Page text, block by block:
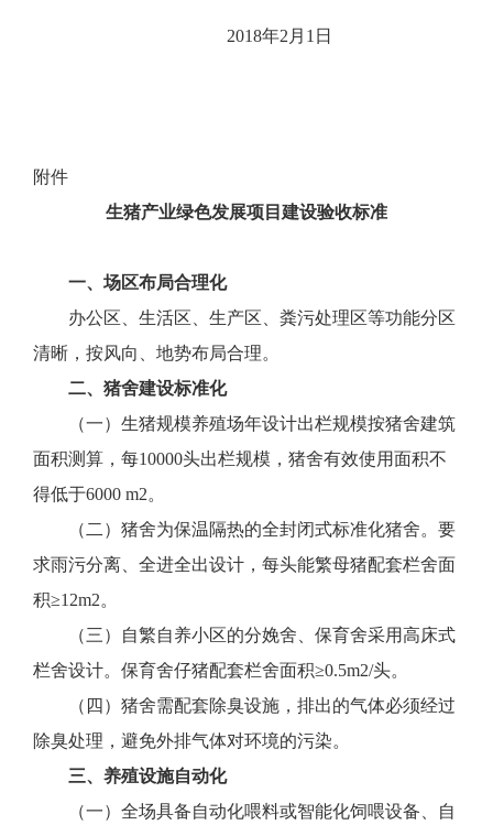
2018年2月1日
附件
生猪产业绿色发展项目建设验收标准
一、场区布局合理化
办公区、生活区、生产区、粪污处理区等功能分区
清晰，按风向、地势布局合理。
二、猪舍建设标准化
（一）生猪规模养殖场年设计出栏规模按猪舍建筑
面积测算，每10000头出栏规模，猪舍有效使用面积不
得低于6000 m2。
（二）猪舍为保温隔热的全封闭式标准化猪舍。要
求雨污分离、全进全出设计，每头能繁母猪配套栏舍面
积≥12m2。
（三）自繁自养小区的分娩舍、保育舍采用高床式
栏舍设计。保育舍仔猪配套栏舍面积≥0.5m2/头。
（四）猪舍需配套除臭设施，排出的气体必须经过
除臭处理，避免外排气体对环境的污染。
三、养殖设施自动化
（一）全场具备自动化喂料或智能化饲喂设备、自